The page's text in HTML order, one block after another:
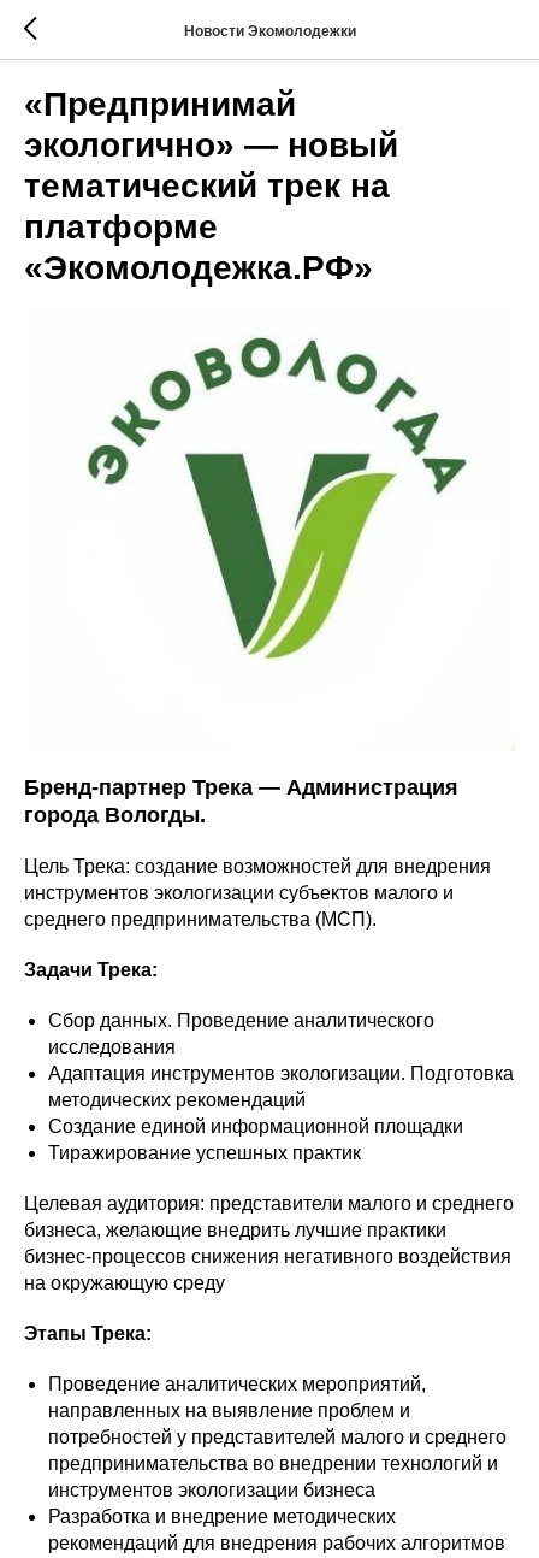
Новости Экомолодежки
«Предпринимай
экологично» — новый
тематический трек на
платформе
«Экомолодежка.РФ»
Бренд-партнер Трека — Администрация
города Вологды.
Цель Трека: создание возможностей для внедрения
инструментов экологизации субъектов малого и
среднего предпринимательства (МСП).
Задачи Трека:
Сбор данных. Проведение аналитического
исследования
Адаптация инструментов экологизации. Подготовка
методических рекомендаций
Создание единой информационной площадки
Тиражирование успешных практик
Целевая аудитория: представители малого и среднего
бизнеса, желающие внедрить лучшие практики
бизнес-процессов снижения негативного воздействия
на окружающую среду
Этапы Трека:
Проведение аналитических мероприятий,
направленных на выявление проблем и
потребностей у представителей малого и среднего
предпринимательства во внедрении технологий и
инструментов экологизации бизнеса
Разработка и внедрение методических
рекомендаций для внедрения рабочих алгоритмов